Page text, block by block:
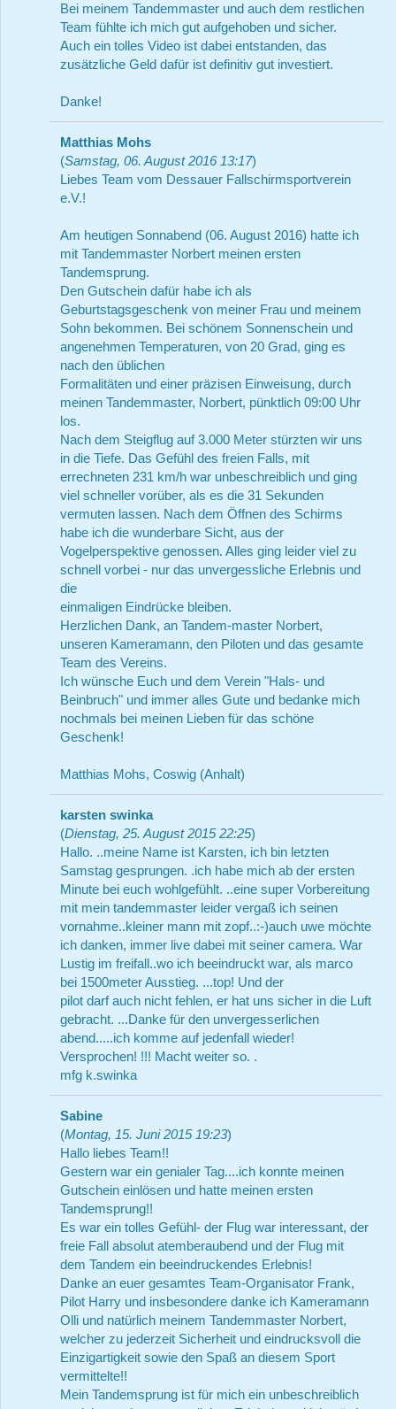
Bei meinem Tandemmaster und auch dem restlichen
Team fühlte ich mich gut aufgehoben und sicher.
Auch ein tolles Video ist dabei entstanden, das
zusätzliche Geld dafür ist definitiv gut investiert.
Danke!
Matthias Mohs
(Samstag, 06. August 2016 13:17)
Liebes Team vom Dessauer Fallschirmsportverein
e.V.!
Am heutigen Sonnabend (06. August 2016) hatte ich
mit Tandemmaster Norbert meinen ersten
Tandemsprung.
Den Gutschein dafür habe ich als
Geburtstagsgeschenk von meiner Frau und meinem
Sohn bekommen. Bei schönem Sonnenschein und
angenehmen Temperaturen, von 20 Grad, ging es
nach den üblichen
Formalitäten und einer präzisen Einweisung, durch
meinen Tandemmaster, Norbert, pünktlich 09:00 Uhr
los.
Nach dem Steigflug auf 3.000 Meter stürzten wir uns
in die Tiefe. Das Gefühl des freien Falls, mit
errechneten 231 km/h war unbeschreiblich und ging
viel schneller vorüber, als es die 31 Sekunden
vermuten lassen. Nach dem Öffnen des Schirms
habe ich die wunderbare Sicht, aus der
Vogelperspektive genossen. Alles ging leider viel zu
schnell vorbei - nur das unvergessliche Erlebnis und
die
einmaligen Eindrücke bleiben.
Herzlichen Dank, an Tandem-master Norbert,
unseren Kameramann, den Piloten und das gesamte
Team des Vereins.
Ich wünsche Euch und dem Verein "Hals- und
Beinbruch" und immer alles Gute und bedanke mich
nochmals bei meinen Lieben für das schöne
Geschenk!
Matthias Mohs, Coswig (Anhalt)
karsten swinka
(Dienstag, 25. August 2015 22:25)
Hallo. ..meine Name ist Karsten, ich bin letzten
Samstag gesprungen. .ich habe mich ab der ersten
Minute bei euch wohlgefühlt. ..eine super Vorbereitung
mit mein tandemmaster leider vergaß ich seinen
vornahme..kleiner mann mit zopf..:-)auch uwe möchte
ich danken, immer live dabei mit seiner camera. War
Lustig im freifall..wo ich beeindruckt war, als marco
bei 1500meter Ausstieg. ...top! Und der
pilot darf auch nicht fehlen, er hat uns sicher in die Luft
gebracht. ...Danke für den unvergesserlichen
abend.....ich komme auf jedenfall wieder!
Versprochen! !!! Macht weiter so. .
mfg k.swinka
Sabine
(Montag, 15. Juni 2015 19:23)
Hallo liebes Team!!
Gestern war ein genialer Tag....ich konnte meinen
Gutschein einlösen und hatte meinen ersten
Tandemsprung!!
Es war ein tolles Gefühl- der Flug war interessant, der
freie Fall absolut atemberaubend und der Flug mit
dem Tandem ein beeindruckendes Erlebnis!
Danke an euer gesamtes Team-Organisator Frank,
Pilot Harry und insbesondere danke ich Kameramann
Olli und natürlich meinem Tandemmaster Norbert,
welcher zu jederzeit Sicherheit und eindrucksvoll die
Einzigartigkeit sowie den Spaß an diesem Sport
vermittelte!!
Mein Tandemsprung ist für mich ein unbeschreiblich